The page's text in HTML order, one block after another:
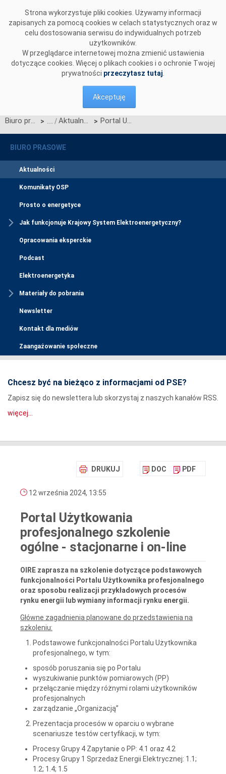
Strona wykorzystuje pliki cookies. Używamy informacji
zapisanych za pomocą cookies w celach statystycznych oraz w
celu dostosowania serwisu do indywidualnych potrzeb
użytkowników.
W przeglądarce internetowej można zmienić ustawienia
dotyczące cookies. Więcej o plikach cookies i o ochronie Twojej
prywatności przeczytasz tutaj
Akceptuję
Biuro prasowe > Aktualności > Portal Użytkowania profesjonalnego szkolenie ogólne - stacjonarne i on-line
BIURO PRASOWE
Aktualności
Komunikaty OSP
Prosto o energetyce
Jak funkcjonuje Krajowy System Elektroenergetyczny?
Opracowania eksperckie
Podcast
Elektroenergetyka
Materiały do pobrania
Newsletter
Kontakt dla mediów
Zaangażowanie społeczne
Chcesz być na bieżąco z informacjami od PSE?
Zapisz się do newslettera lub skorzystaj z naszych kanałów RSS.
więcej...
DRUKUJ DOC PDF
12 września 2024, 13:55
Portal Użytkowania
profesjonalnego szkolenie
ogólne - stacjonarne i on-line
OIRE zaprasza na szkolenie dotyczące podstawowych
funkcjonalności Portalu Użytkownika profesjonalnego
oraz sposobu realizacji przykładowych procesów
rynku energii lub wymiany informacji rynku energii.
Główne zagadnienia planowane do przedstawienia na
szkoleniu:
Podstawowe funkcjonalności Portalu Użytkownika
profesjonalnego, w tym:
sposób poruszania się po Portalu
wyszukiwanie punktów pomiarowych (PP)
przełączanie między różnymi rolami użytkowników
profesjonalnych
zarządzanie „Organizacją”
Prezentacja procesów w oparciu o wybrane
scenariusze testów certyfikacji, w tym:
Procesy Grupy 4 Zapytanie o PP: 4.1 oraz 4.2
Procesy Grupy 1 Sprzedaż Energii Elektrycznej: 1.1;
1.2; 1.4; 1.5